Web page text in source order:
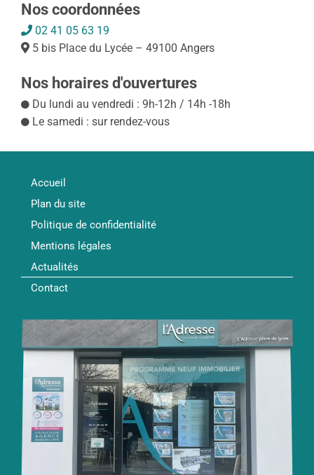
Nos coordonnées
02 41 05 63 19
5 bis Place du Lycée – 49100 Angers
Nos horaires d'ouvertures
Du lundi au vendredi : 9h-12h / 14h -18h
Le samedi : sur rendez-vous
Accueil
Plan du site
Politique de confidentialité
Mentions légales
Actualités
Contact